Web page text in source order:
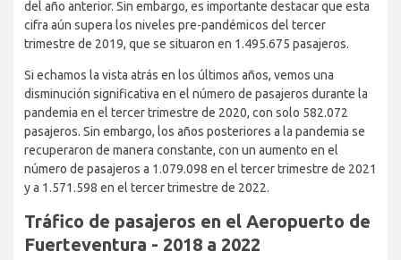
En el tercer trimestre de 2023, el Aeropuerto de Fuerteventura
registró 1.541.035 pasajeros. Esto representa una ligera
disminución del 1,94% en comparación con el mismo trimestre
del año anterior. Sin embargo, es importante destacar que esta
cifra aún supera los niveles pre-pandémicos del tercer
trimestre de 2019, que se situaron en 1.495.675 pasajeros.
Si echamos la vista atrás en los últimos años, vemos una
disminución significativa en el número de pasajeros durante la
pandemia en el tercer trimestre de 2020, con solo 582.072
pasajeros. Sin embargo, los años posteriores a la pandemia se
recuperaron de manera constante, con un aumento en el
número de pasajeros a 1.079.098 en el tercer trimestre de 2021
y a 1.571.598 en el tercer trimestre de 2022.